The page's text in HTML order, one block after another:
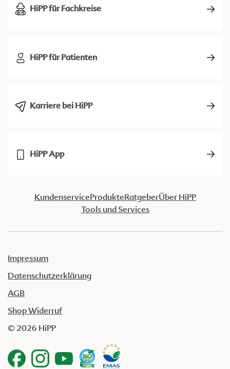
HiPP für Fachkreise
HiPP für Patienten
Karriere bei HiPP
HiPP App
KundenserviceProdukteRatgeberÜber HiPP
Tools und Services
Impressum
Datenschutzerklärung
AGB
Shop Widerruf
© 2026 HiPP